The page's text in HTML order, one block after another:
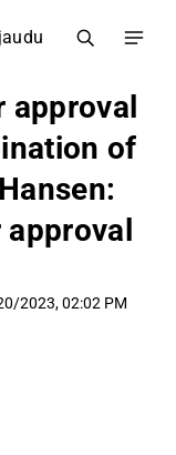
approval
of
approval
2023, 02:02 PM